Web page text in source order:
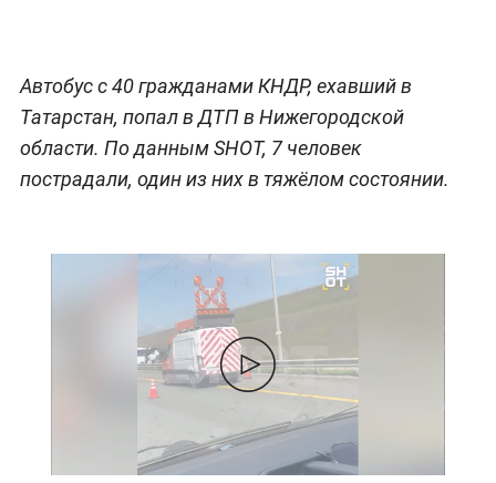
Автобус с 40 гражданами КНДР, ехавший в
Татарстан, попал в ДТП в Нижегородской
области. По данным SHOT, 7 человек
пострадали, один из них в тяжёлом состоянии.